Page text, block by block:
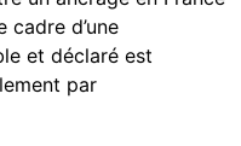
cadre d’une
et déclaré est
par